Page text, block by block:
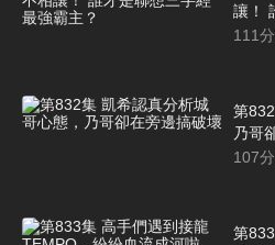
讓！
111
第
乃哥
107
第